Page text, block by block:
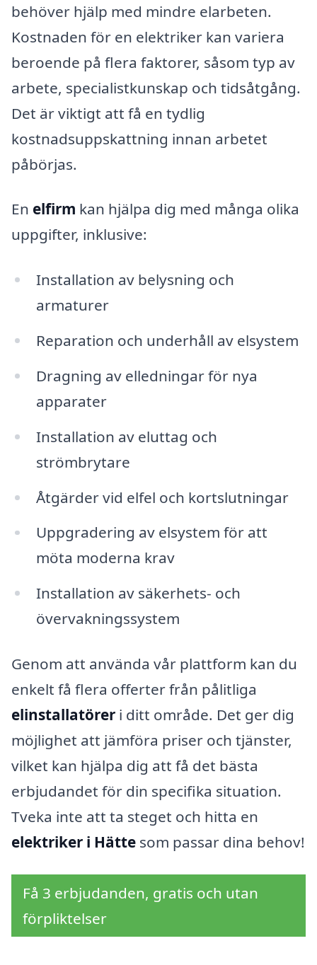
behöver hjälp med mindre elarbeten.
Kostnaden för en elektriker kan variera
beroende på flera faktorer, såsom typ av
arbete, specialistkunskap och tidsåtgång.
Det är viktigt att få en tydlig
kostnadsuppskattning innan arbetet
påbörjas.
En elfirm kan hjälpa dig med många olika
uppgifter, inklusive:
Installation av belysning och
armaturer
Reparation och underhåll av elsystem
Dragning av elledningar för nya
apparater
Installation av eluttag och
strömbrytare
Åtgärder vid elfel och kortslutningar
Uppgradering av elsystem för att
möta moderna krav
Installation av säkerhets- och
övervakningssystem
Genom att använda vår plattform kan du
enkelt få flera offerter från pålitliga
elinstallatörer i ditt område. Det ger dig
möjlighet att jämföra priser och tjänster,
vilket kan hjälpa dig att få det bästa
erbjudandet för din specifika situation.
Tveka inte att ta steget och hitta en
elektriker i Hätte som passar dina behov!
Få 3 erbjudanden, gratis och utan
förpliktelser